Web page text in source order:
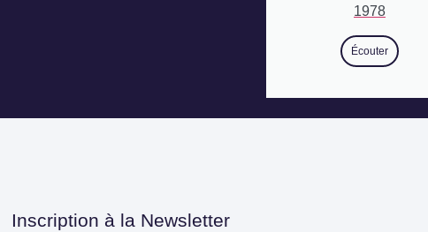
1978
Écouter
Inscription à la Newsletter